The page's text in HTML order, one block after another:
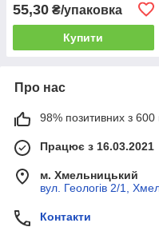
ящик) для холодних і
гарячих напоїв to go
55,30 ₴/упаковка
Купити
Про нас
98% позитивних з 600
Працює з 16.03.2021
м. Хмельницький
вул. Геологів 2/1,
Контакти